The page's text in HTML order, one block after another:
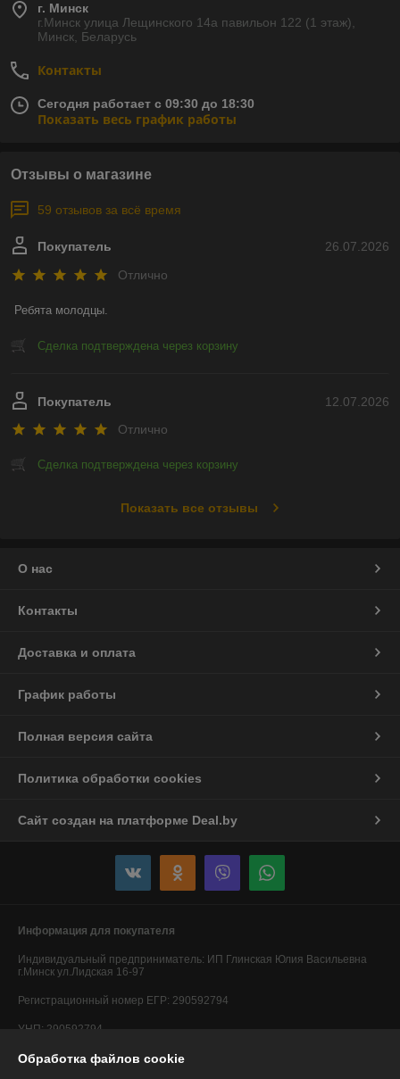
г. Минск
г.Минск улица Лещинского 14а павильон 122 (1 этаж),
Минск, Беларусь
Контакты
Сегодня работает с 09:30 до 18:30
Показать весь график работы
Отзывы о магазине
59 отзывов за всё время
26.07.2026
Покупатель
Отлично
Ребята молодцы.
Сделка подтверждена через корзину
12.07.2026
Покупатель
Отлично
Сделка подтверждена через корзину
Показать все отзывы
О нас
Контакты
Доставка и оплата
График работы
Полная версия сайта
Политика обработки cookies
Сайт создан на платформе Deal.by
Информация для покупателя
Индивидуальный предприниматель: ИП Глинская Юлия Васильевна
г.Минск ул.Лидская 16-97
Регистрационный номер ЕГР: 290592794
УНП: 290592794
Регистрационный орган: Минский горисполком
Обработка файлов cookie